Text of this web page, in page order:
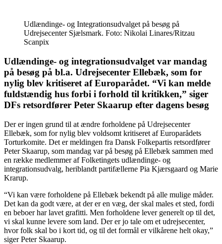
Udlændinge- og Integrationsudvalget på besøg på
Udrejsecenter Sjælsmark. Foto: Nikolai Linares/Ritzau
Scanpix
Udlændinge- og integrationsudvalget var mandag
på besøg på bl.a. Udrejsecenter Ellebæk, som for
nylig blev kritiseret af Europarådet. “Vi kan melde
fuldstændig hus forbi i forhold til kritikken,” siger
DFs retsordfører Peter Skaarup efter dagens besøg
Der er ingen grund til at ændre forholdene på Udrejsecenter
Ellebæk, som for nylig blev voldsomt kritiseret af Europarådets
Torturkomite. Det er meldingen fra Dansk Folkepartis retsordfører
Peter Skaarup, som mandag var på besøg på Ellebæk sammen med
en række medlemmer af Folketingets udlændinge- og
integrationsudvalg, heriblandt partifællerne Pia Kjærsgaard og Marie
Krarup.
“Vi kan være forholdene på Ellebæk bekendt på alle mulige måder.
Det kan da godt være, at der er en væg, der skal males et sted, fordi
en beboer har lavet grafitti. Men forholdene lever generelt op til det,
vi skal kunne levere som land. Der er jo tale om et udrejsecenter,
hvor folk skal bo i kort tid, og til det formål er vilkårene helt okay,”
siger Peter Skaarup.